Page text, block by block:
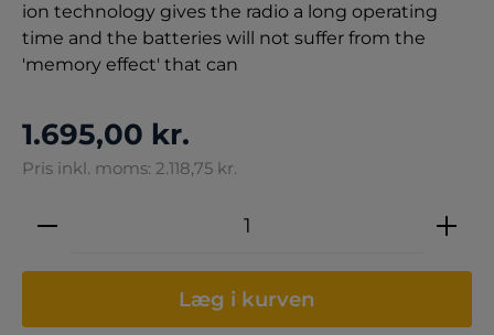
ion technology gives the radio a long operating
time and the batteries will not suffer from the
'memory effect' that can
1.695,00 kr.
Pris inkl. moms: 2.118,75 kr.
Produktmængde: Indtast den
Læg i kurven